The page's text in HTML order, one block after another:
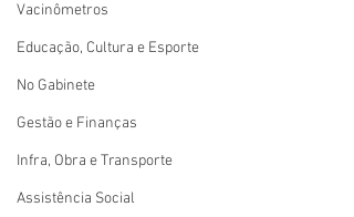
Vacinômetros
Educação, Cultura e Esporte
No Gabinete
Gestão e Finanças
Infra, Obra e Transporte
Assistência Social